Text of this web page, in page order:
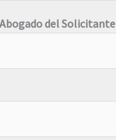
del Solicitante